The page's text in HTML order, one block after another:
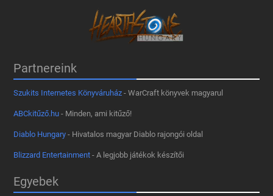
Partnereink
Szukits Internetes Könyváruház - WarCraft könyvek magyarul
ABCkitűző.hu - Minden, ami kitűző!
Diablo Hungary - Hivatalos magyar Diablo rajongói oldal
Blizzard Entertainment - A legjobb játékok készítői
Egyebek